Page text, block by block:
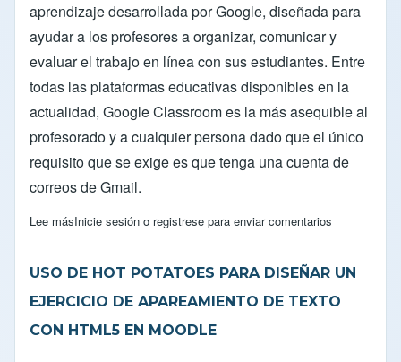
aprendizaje desarrollada por Google, diseñada para
ayudar a los profesores a organizar, comunicar y
evaluar el trabajo en línea con sus estudiantes. Entre
todas las plataformas educativas disponibles en la
actualidad, Google Classroom es la más asequible al
profesorado y a cualquier persona dado que el único
requisito que se exige es que tenga una cuenta de
correos de Gmail.
Lee mássobre Preguntas frecuentes sobre Google Classroom
Inicie sesión o registrese para enviar comentarios
USO DE HOT POTATOES PARA DISEÑAR UN
EJERCICIO DE APAREAMIENTO DE TEXTO
CON HTML5 EN MOODLE